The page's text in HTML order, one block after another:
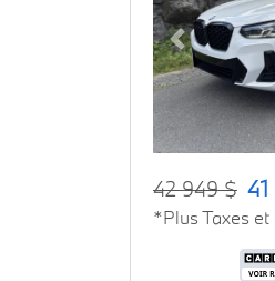
Previous
42 949 $
*Plus Taxes et